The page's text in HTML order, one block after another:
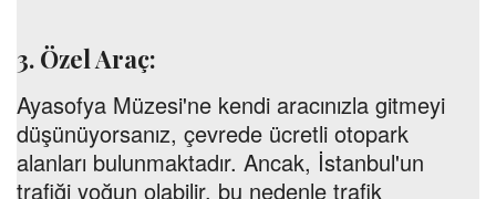
3. Özel Araç:
Ayasofya Müzesi'ne kendi aracınızla gitmeyi
düşünüyorsanız, çevrede ücretli otopark
alanları bulunmaktadır. Ancak, İstanbul'un
trafiği yoğun olabilir, bu nedenle trafik